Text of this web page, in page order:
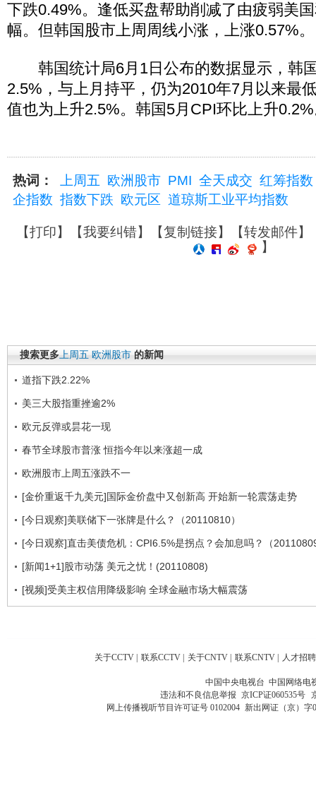
下跌0.49%。逢低买盘帮助削减了由疲弱美
幅。但韩国股市上周周线小涨，上涨0.57%。
韩国统计局6月1日公布的数据显示，韩
2.5%，与上月持平，仍为2010年7月以来最
值也为上升2.5%。韩国5月CPI环比上升
热词： 上周五 欧洲股市 PMI 全天成交 红筹指数
企指数 指数下跌 欧元区 道琼斯工业平均指数
【打印】【我要纠错】【复制链接】【转发邮件】
】
搜索更多上周五 欧洲股市 的新闻
道指下跌2.22%
美三大股指重挫逾2%
欧元反弹或昙花一现
春节全球股市普涨 恒指今年以来涨超一成
欧洲股市上周五涨跌不一
[金价重返千九美元]国际金价盘中又创新高 开始新一轮震荡走势
[今日观察]美联储下一张牌是什么？（20110810）
[今日观察]直击美债危机：CPI6.5%是拐点？会加息吗？（
[新闻1+1]股市动荡 美元之忧！(20110808)
[视频]受美主权信用降级影响 全球金融市场大幅震荡
关于CCTV 联系CCTV 关于CNTV 联系CNTV 人才招聘
中国中央电视台 中国网络电
违法和不良信息举报 京ICP证060535号
网上传播视听节目许可证号 0102004 新出网证（京）